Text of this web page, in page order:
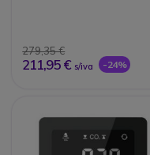
279,35 €
211,95 € s/iva -24%